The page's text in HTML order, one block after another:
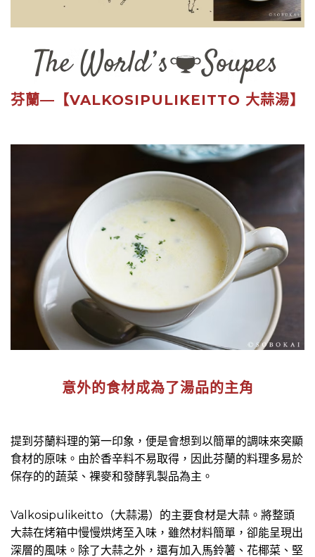
芬蘭—【VALKOSIPULIKEITTO 大蒜湯】
意外的食材成為了湯品的主角
提到芬蘭料理的第一印象，便是會想到以簡單的調味來突顯
食材的原味。由於香辛料不易取得，因此芬蘭的料理多易於
保存的的蔬菜、裸麥和發酵乳製品為主。
Valkosipulikeitto（大蒜湯）的主要食材是大蒜。將整頭
大蒜在烤箱中慢慢烘烤至入味，雖然材料簡單，卻能呈現出
深層的風味。除了大蒜之外，還有加入馬鈴薯、花椰菜、堅